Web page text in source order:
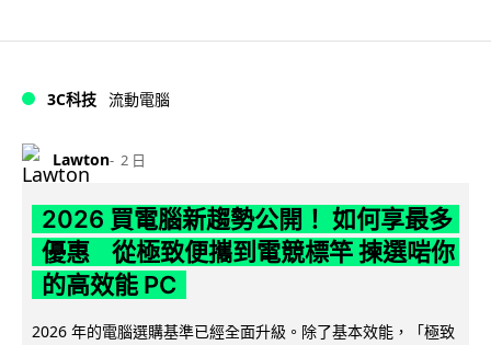
3C科技 流動電腦
Lawton 2 日
2026 買電腦新趨勢公開！ 如何享最多
優惠 從極致便攜到電競標竿 揀選啱你
的高效能 PC
2026 年的電腦選購基準已經全面升級。除了基本效能，「極致